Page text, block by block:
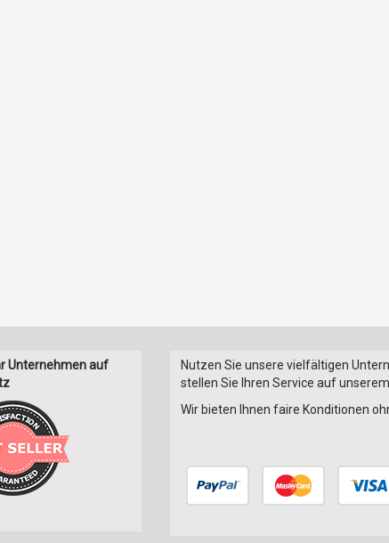
Unternehmen auf
Nutzen Sie unsere vielfältigen
stellen Sie Ihren Service auf
Wir bieten Ihnen faire Konditionen